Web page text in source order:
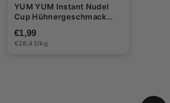
YUM YUM Instant Nudel
Cup Hühnergeschmack
€1,99
€28,43/kg